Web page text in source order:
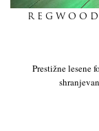
Prestižne lesene